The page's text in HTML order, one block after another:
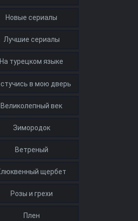
Новые сериалы
Лучшие сериалы
На турецком языке